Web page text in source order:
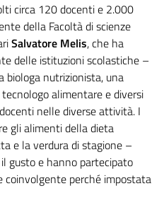
circa 120 docenti e 2.000
della Facoltà di scienze
Salvatore Melis, che ha
delle istituzioni scolastiche –
nutrizionista, una
alimentare e diversi
nelle diverse attività. I
gli alimenti della dieta
e la verdura di stagione –
gusto e hanno partecipato
coinvolgente perché impostata